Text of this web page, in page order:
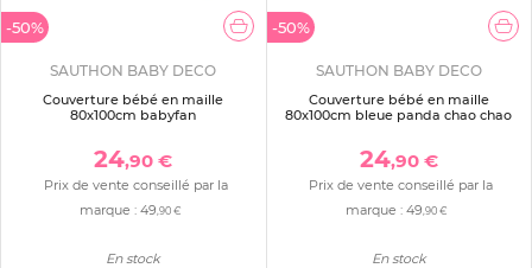
-50%
SAUTHON BABY DECO
Couverture bébé en maille
80x100cm babyfan
24,90 €
Prix de vente conseillé par la
marque :49,90 €
En stock
-50%
SAUTHON BABY DECO
Couverture bébé en maille
80x100cm bleue panda chao chao
24,90 €
Prix de vente conseillé par la
marque : 49,90 €
En stock